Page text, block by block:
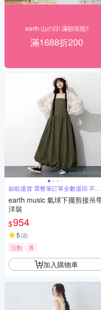
earth 山の日! 滿額現抵!!
滿1688折200
如欲退貨 需整筆訂單全數退回 不能
單退
earth music 氣球下擺剪接吊帶
洋裝
$954
5 (2)
活動 券
加入購物車